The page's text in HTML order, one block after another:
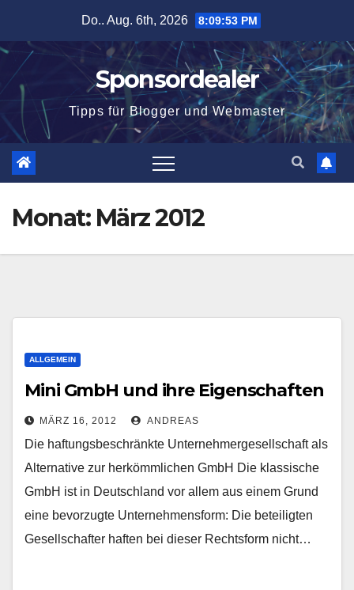
springen
Do.. Aug. 6th, 2026 8:09:54 PM
Sponsordealer
Tipps für Blogger und Webmaster
Monat: März 2012
ALLGEMEIN
Mini GmbH und ihre Eigenschaften
MÄRZ 16, 2012 ANDREAS
Die haftungsbeschränkte Unternehmergesellschaft als
Alternative zur herkömmlichen GmbH Die klassische
GmbH ist in Deutschland vor allem aus einem Grund
eine bevorzugte Unternehmensform: Die beteiligten
Gesellschafter haften bei dieser Rechtsform nicht…